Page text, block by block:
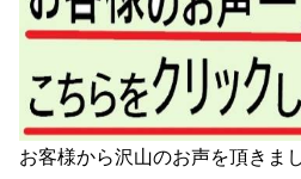
お客様から沢山のお声を頂きまし